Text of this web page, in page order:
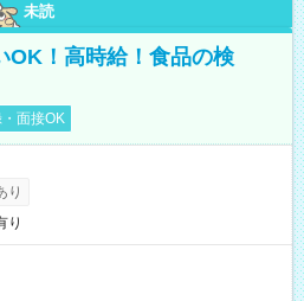
未読
OK！高時給！食品の検
面接OK
り
り